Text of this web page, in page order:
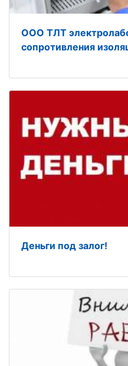
ООО ТЛТ
сопротивления
Деньги под залог!